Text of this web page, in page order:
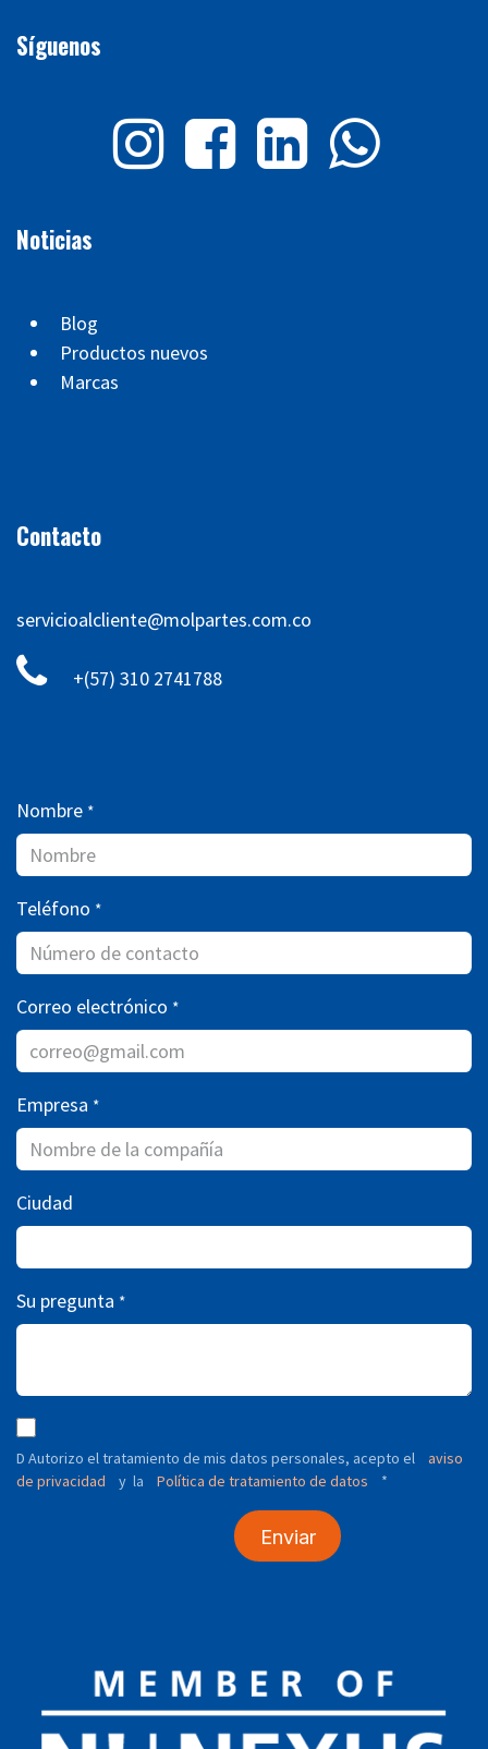
Síguenos
Noticias
Blog
Productos nuevos
Marcas
Contacto
servicioalcliente@molpartes.com.co
+(57) 310 2741788
Nombre *
Teléfono *
Correo electrónico *
Empresa *
Ciudad
Su pregunta *
D Autorizo ​​el tratamiento de mis datos personales, acepto el
aviso
de privacidad
y la Política de tratamiento de datos *
Enviar